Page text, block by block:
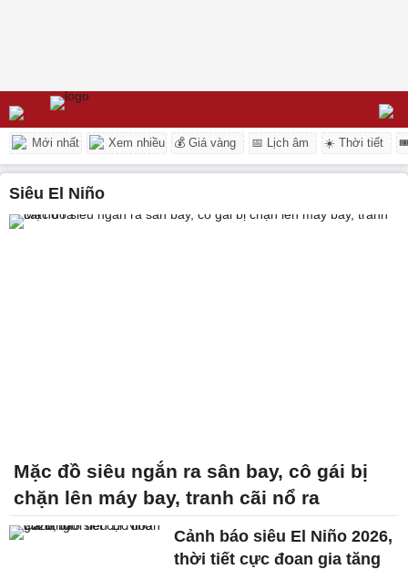
Mới nhất Xem nhiều 💰 Giá vàng 📅 Lịch âm ☀️ Thời tiết
siêu El Niño
Mặc đồ siêu ngắn ra sân bay, cô gái bị
chặn lên máy bay, tranh cãi nổ ra
Cảnh báo siêu El Niño 2026,
thời tiết cực đoan gia tăng